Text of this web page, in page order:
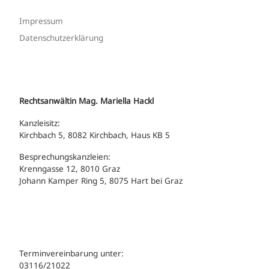
Impressum
Datenschutzerklärung
Rechtsanwältin Mag. Mariella Hackl
Kanzleisitz:
Kirchbach 5, 8082 Kirchbach, Haus KB 5
Besprechungskanzleien:
Krenngasse 12, 8010 Graz
Johann Kamper Ring 5, 8075 Hart bei Graz
Terminvereinbarung unter:
03116/21022